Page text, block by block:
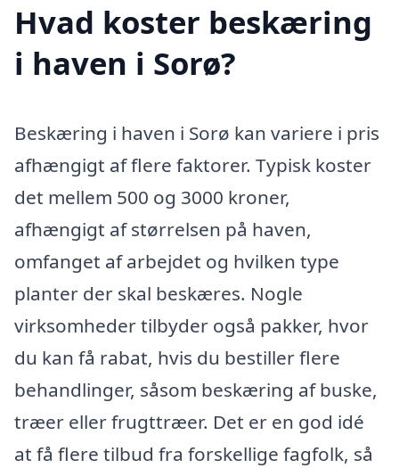
Hvad koster beskæring
i haven i Sorø?
Beskæring i haven i Sorø kan variere i pris
afhængigt af flere faktorer. Typisk koster
det mellem 500 og 3000 kroner,
afhængigt af størrelsen på haven,
omfanget af arbejdet og hvilken type
planter der skal beskæres. Nogle
virksomheder tilbyder også pakker, hvor
du kan få rabat, hvis du bestiller flere
behandlinger, såsom beskæring af buske,
træer eller frugttræer. Det er en god idé
at få flere tilbud fra forskellige fagfolk, så